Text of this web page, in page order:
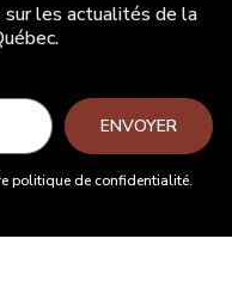
les actualités de la
ENVOYER
politique de confidentialité.